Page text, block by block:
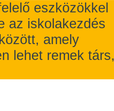
eszközökkel
az iskolakezdés
amely
lehet remek társ,